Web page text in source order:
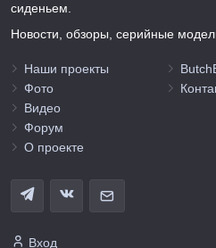
сиденьем.
Новости, обзоры, серийные
Наши проекты
Фото
Видео
Форум
О проекте
Вход